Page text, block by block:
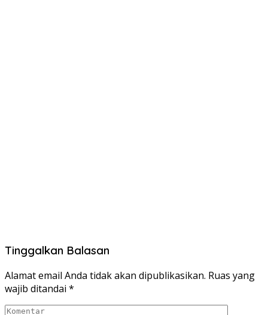
Tinggalkan Balasan
Alamat email Anda tidak akan dipublikasikan. Ruas yang
wajib ditandai *